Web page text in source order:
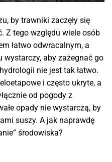
by trawniki zaczęły się
Z tego względu wiele osób
łatwo odwracalnym, a
wystarczy, aby zażegnać go
nie jest tak łatwo.
i często ukryte, a
od pogody z
opady nie wystarczą, by
suszy. A jak naprawdę
środowiska?